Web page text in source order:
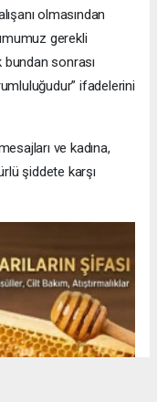
olmasından
gerekli
sonrası
ifadelerini
ve kadına,
şiddete karşı